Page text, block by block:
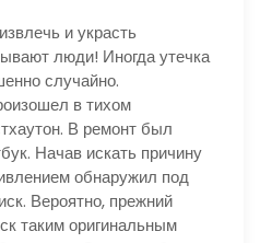
и украсть
люди! Иногда утечка
случайно.
в тихом
В ремонт был
Начав искать причину
обнаружил под
Вероятно, прежний
таким оригинальным